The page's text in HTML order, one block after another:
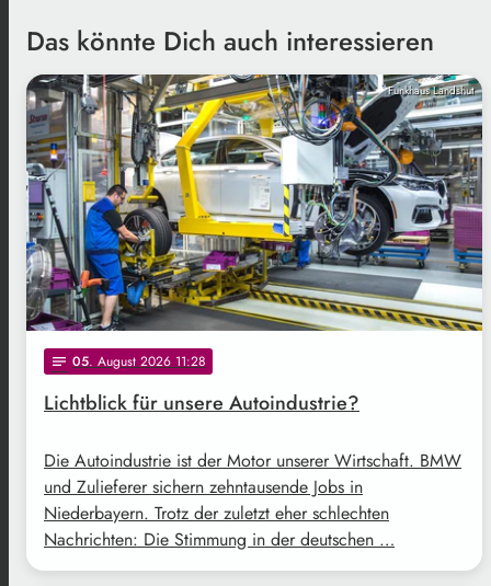
Das könnte Dich auch interessieren
Funkhaus Landshut
notes 05. August 2026 11:28
Lichtblick für unsere Autoindustrie?
Die Autoindustrie ist der Motor unserer Wirtschaft. BMW
und Zulieferer sichern zehntausende Jobs in
Niederbayern. Trotz der zuletzt eher schlechten
Nachrichten: Die Stimmung in der deutschen …